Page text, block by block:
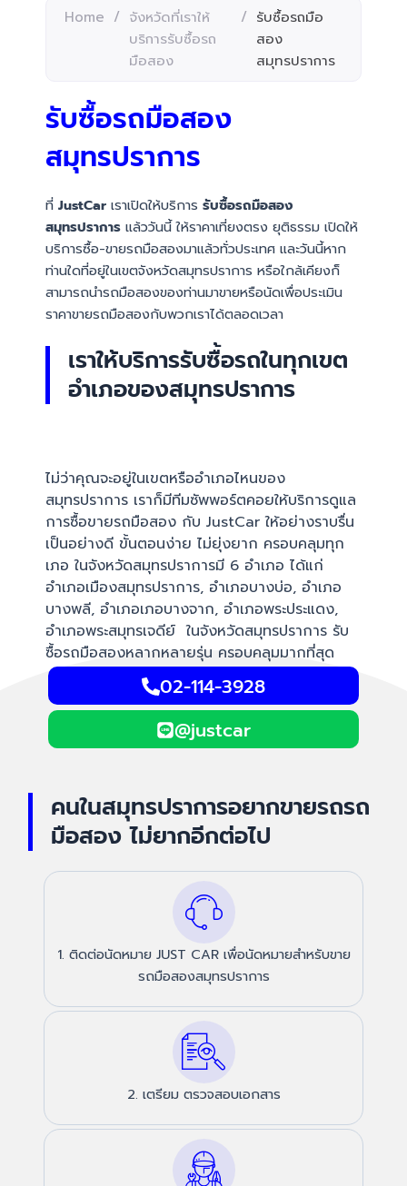
Home / จังหวัดที่เราให้
บริการรับซื้อรถ
มือสอง
/ รับซื้อรถมือ
สอง
สมุทรปราการ
รับซื้อรถมือสอง
สมุทรปราการ
ที่ JustCar เราเปิดให้บริการ รับซื้อรถมือสอง
สมุทรปราการ แล้ววันนี้ ให้ราคาเที่ยงตรง ยุติธรรม เปิดให้
บริการซื้อ-ขายรถมือสองมาแล้วทั่วประเทศ และวันนี้หาก
ท่านใดที่อยู่ในเขตจังหวัดสมุทรปราการ หรือใกล้เคียงก็
สามารถนำรถมือสองของท่านมาขายหรือนัดเพื่อประเมิน
ราคาขายรถมือสองกับพวกเราได้ตลอดเวลา
เราให้บริการรับซื้อรถในทุกเขต
อำเภอของสมุทรปราการ
ไม่ว่าคุณจะอยู่ในเขตหรืออำเภอไหนของ
สมุทรปราการ เราก็มีทีมซัพพอร์ตคอยให้บริการดูแล
การซื้อขายรถมือสอง กับ JustCar ให้อย่างราบรื่น
เป็นอย่างดี ขั้นตอนง่าย ไม่ยุ่งยาก ครอบคลุมทุก
เภอ ในจังหวัดสมุทรปราการมี 6 อำเภอ ได้แก่
อำเภอเมืองสมุทรปราการ, อำเภอบางบ่อ, อำเภอ
บางพลี, อำเภอเภอบางจาก, อำเภอพระประแดง,
อำเภอพระสมุทรเจดีย์ ในจังหวัดสมุทรปราการ รับ
ซื้อรถมือสองหลากหลายรุ่น ครอบคลุมมากที่สุด
02-114-3928
@justcar
คนในสมุทรปราการอยากขายรถรถ
มือสอง ไม่ยากอีกต่อไป
1. ติดต่อนัดหมาย JUST CAR เพื่อนัดหมายสำหรับขาย
รถมือสองสมุทรปราการ
2. เตรียม ตรวจสอบเอกสาร